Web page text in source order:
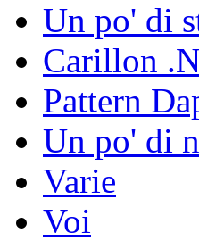
Un po' di
Carillon
Pattern
Un po' di
Varie
Voi